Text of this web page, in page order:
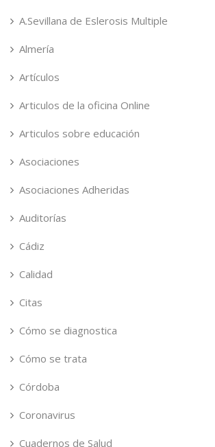
A.Sevillana de Eslerosis Multiple
Almería
Artículos
Articulos de la oficina Online
Articulos sobre educación
Asociaciones
Asociaciones Adheridas
Auditorías
Cádiz
Calidad
Citas
Cómo se diagnostica
Cómo se trata
Córdoba
Coronavirus
Cuadernos de Salud